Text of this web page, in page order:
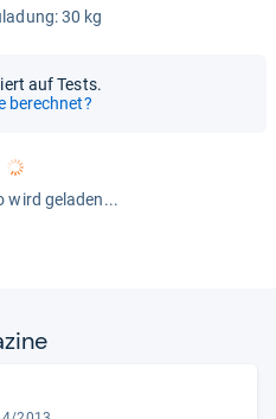
30 kg
auf Tests.
berechnet?
wird geladen...